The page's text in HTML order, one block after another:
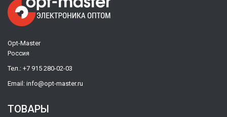
Opt-Master
Россия
Тел.: +7 915 280-02-03
Email: info@opt-master.ru
ТОВАРЫ